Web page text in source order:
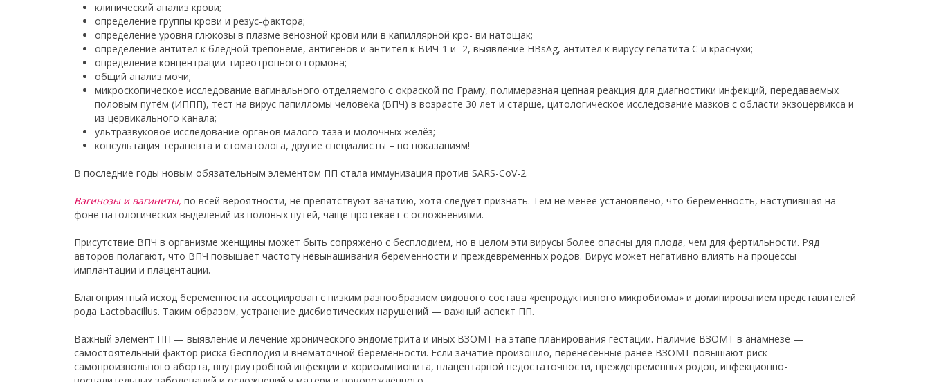
клинический анализ крови;
определение группы крови и резус-фактора;
определение уровня глюкозы в плазме венозной крови или в капиллярной кро- ви натощак;
определение антител к бледной трепонеме, антигенов и антител к ВИЧ-1 и -2, выявление HBsAg, антител к вирусу гепатита C и краснухи;
определение концентрации тиреотропного гормона;
общий анализ мочи;
микроскопическое исследование вагинального отделяемого с окраской по Граму, полимеразная цепная реакция для диагностики инфекций, передаваемых
половым путём (ИППП), тест на вирус папилломы человека (ВПЧ) в возрасте 30 лет и старше, цитологическое исследование мазков с области экзоцервикса и
из цервикального канала;
ультразвуковое исследование органов малого таза и молочных желёз;
консультация терапевта и стоматолога, другие специалисты – по показаниям!
В последние годы новым обязательным элементом ПП стала иммунизация против SARS-CoV-2.
Вагинозы и вагиниты, по всей вероятности, не препятствуют зачатию, хотя следует признать. Тем не менее установлено, что беременность, наступившая на
фоне патологических выделений из половых путей, чаще протекает с осложнениями.
Присутствие ВПЧ в организме женщины может быть сопряжено с бесплодием, но в целом эти вирусы более опасны для плода, чем для фертильности. Ряд
авторов полагают, что ВПЧ повышает частоту невынашивания беременности и преждевременных родов. Вирус может негативно влиять на процессы
имплантации и плацентации.
Благоприятный исход беременности ассоциирован с низким разнообразием видового состава «репродуктивного микробиома» и доминированием представителей
рода Lactobacillus. Таким образом, устранение дисбиотических нарушений — важный аспект ПП.
Важный элемент ПП — выявление и лечение хронического эндометрита и иных ВЗОМТ на этапе планирования гестации. Наличие ВЗОМТ в анамнезе —
самостоятельный фактор риска бесплодия и внематочной беременности. Если зачатие произошло, перенесённые ранее ВЗОМТ повышают риск
самопроизвольного аборта, внутриутробной инфекции и хориоамнионита, плацентарной недостаточности, преждевременных родов, инфекционно-